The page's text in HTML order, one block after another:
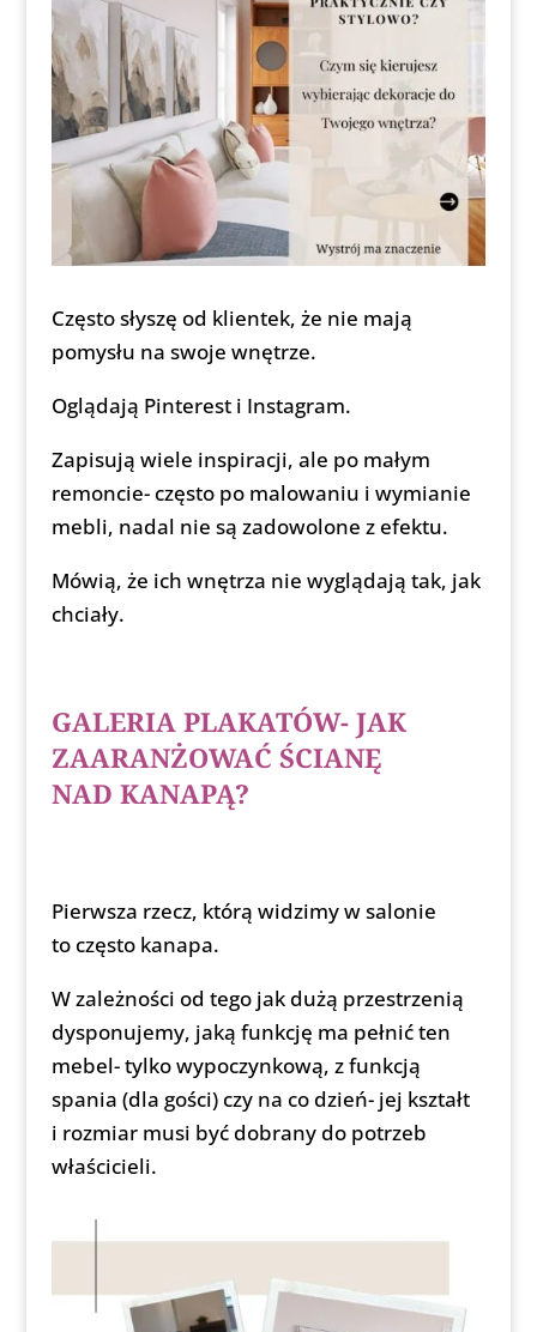
Często słyszę od klientek, że nie mają
pomysłu na swoje wnętrze.
Oglądają Pinterest i Instagram.
Zapisują wiele inspiracji, ale po małym
remoncie- często po malowaniu i wymianie
mebli, nadal nie są zadowolone z efektu.
Mówią, że ich wnętrza nie wyglądają tak, jak
chciały.
GALERIA PLAKATÓW- JAK
ZAARANŻOWAĆ ŚCIANĘ
NAD KANAPĄ?
Pierwsza rzecz, którą widzimy w salonie
to często kanapa.
W zależności od tego jak dużą przestrzenią
dysponujemy, jaką funkcję ma pełnić ten
mebel- tylko wypoczynkową, z funkcją
spania (dla gości) czy na co dzień- jej kształt
i rozmiar musi być dobrany do potrzeb
właścicieli.